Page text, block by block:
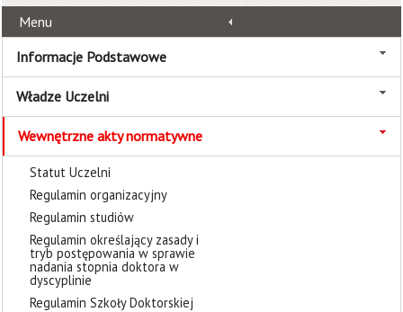
Menu
Informacje Podstawowe
Władze Uczelni
Wewnętrzne akty normatywne
Statut Uczelni
Regulamin organizacyjny
Regulamin studiów
Regulamin określający zasady i
tryb postępowania w sprawie
nadania stopnia doktora w
dyscyplinie
Regulamin Szkoły Doktorskiej